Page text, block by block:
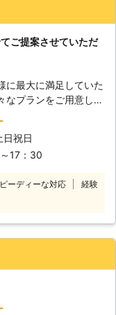
時間365日ご相談を
、見積も
対応エリア・
、事前にお客様にご確
査・見積もりに費用を
ご提案させていただ
に最大に満足していた
なプランをご用意して
なども工夫を凝らして
す。エクステリアの工
期を考慮しながら相談
め、最終的に気持ちよ
テリアに関してお悩み
いたします。
日祝日
17：30
ーディーな対応
経験